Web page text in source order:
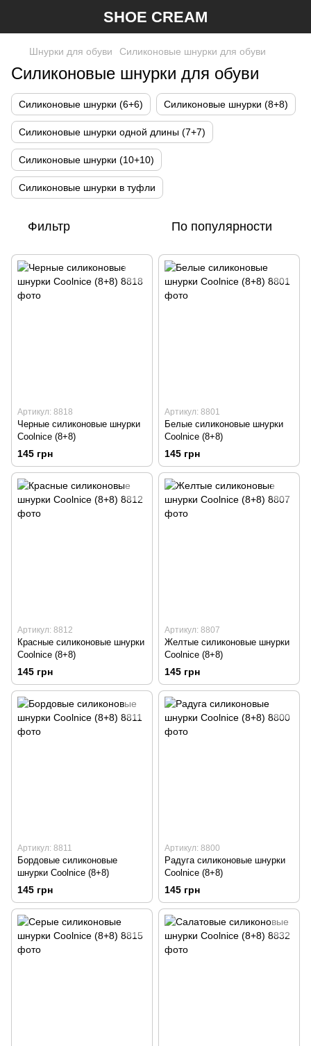
SHOE CREAM
Шнурки для обуви Силиконовые шнурки для обуви
Силиконовые шнурки для обуви
Силиконовые шнурки (6+6) Силиконовые шнурки (8+8)
Силиконовые шнурки одной длины (7+7)
Силиконовые шнурки (10+10)
Силиконовые шнурки в туфли
Фильтр По популярности
Артикул: 8818
Черные силиконовые шнурки
Coolnice (8+8)
145 грн
Артикул: 8801
Белые силиконовые шнурки
Coolnice (8+8)
145 грн
Артикул: 8812
Красные силиконовые шнурки
Coolnice (8+8)
145 грн
Артикул: 8807
Желтые силиконовые шнурки
Coolnice (8+8)
145 грн
Артикул: 8811
Бордовые силиконовые
шнурки Coolnice (8+8)
145 грн
Артикул: 8800
Радуга силиконовые шнурки
Coolnice (8+8)
145 грн